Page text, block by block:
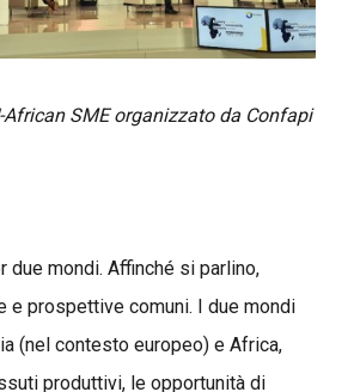
African SME organizzato da Confapi
due mondi. Affinché si parlino,
e prospettive comuni. I due mondi
(nel contesto europeo) e Africa,
produttivi, le opportunità di